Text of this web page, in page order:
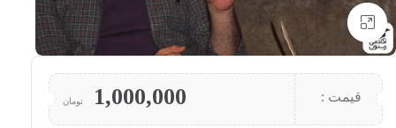
بزرگنمایی تصویر
قیمت : 1,000,000 تومان